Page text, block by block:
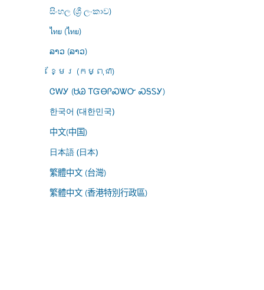
සිංහල (ශ්‍රී ලංකාව)
ไทย (ไทย)
ລາວ (ລາວ)
ខ្មែរ (កម្ពុជា)
ᏣᎳᎩ (ᏌᏊ ᎢᏳᎾᎵᏍᏔᏅ ᏍᎦᏚᎩ)
한국어 (대한민국)
中文(中国)
日本語 (日本)
繁體中文 (台灣)
繁體中文 (香港特別行政區)